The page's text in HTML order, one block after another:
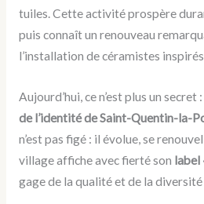
tuiles. Cette activité prospère
puis connaît un renouveau
l’installation de céramistes
Aujourd’hui, ce n’est plus un secret :
de l’identité de Saint-Quentin-la-
n’est pas figé : il évolue, se
village affiche avec fierté son label
gage de la qualité et de la